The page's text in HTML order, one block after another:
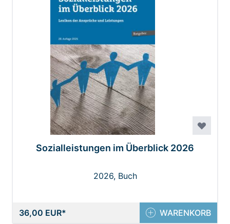
Sozialleistungen im Überblick 2026
2026, Buch
36,00 EUR WARENKORB